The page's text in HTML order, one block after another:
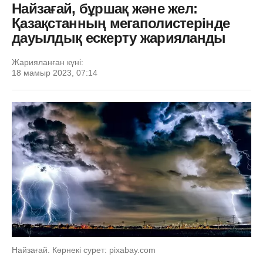
Найзағай, бұршақ және жел:
Қазақстанның мегаполистерінде
дауылдық ескерту жарияланды
Жарияланған күні:
18 мамыр 2023, 07:14
Найзағай. Көрнекі сурет: pixabay.com